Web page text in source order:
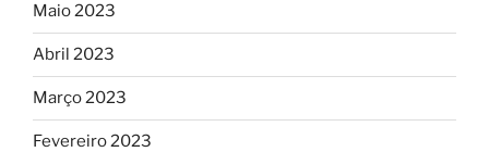
Maio 2023
Abril 2023
Março 2023
Fevereiro 2023